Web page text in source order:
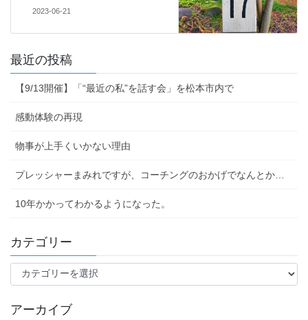
2023-06-21
最近の投稿
【9/13開催】「“最近の私”を話す会」を松本市内で
感動体験の再現
物事が上手くいかない理由
プレッシャーまみれですが、コーチングのおかげでなんとか…
10年かかってわかるようになった。
カテゴリー
テ
リ
アーカイブ